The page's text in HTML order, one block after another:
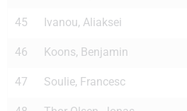
45 Ivanou, Aliaksei
46 Koons, Benjamin
47 Soulie, Francesc